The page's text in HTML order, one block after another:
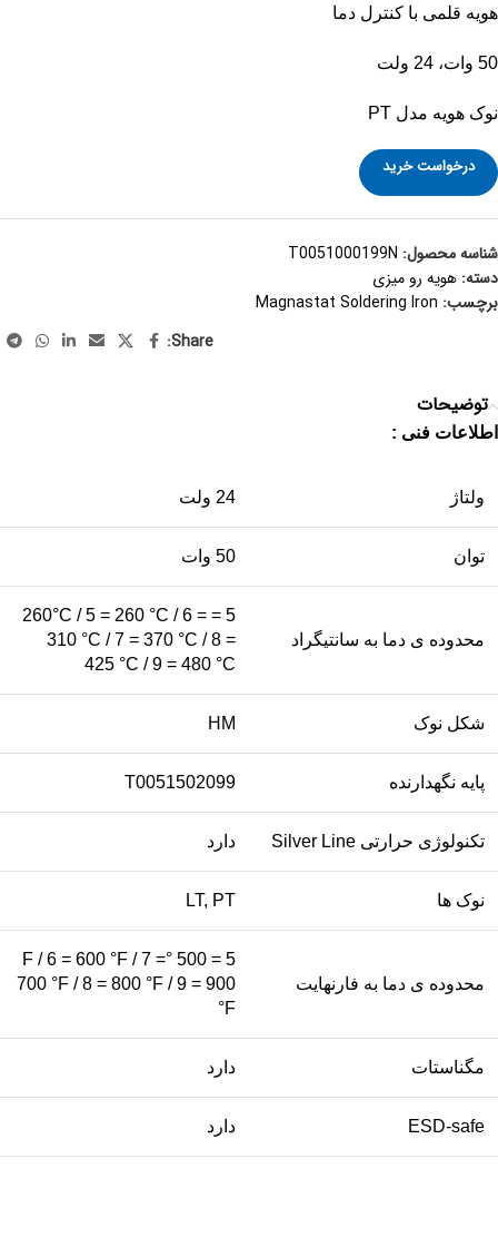
هویه قلمی با کنترل دما
50 وات، 24 ولت
نوک هویه مدل PT
درخواست خرید
شناسه محصول: T0051000199N
دسته: هویه رو میزی
برچسب: Magnastat Soldering Iron
Share:
توضیحات
اطلاعات فنی :
ولتاژ 24 ولت
توان 50 وات
محدوده ی دما به سانتیگراد
5 = 260°C / 5 = 260 °C / 6 =
310 °C / 7 = 370 °C / 8 =
425 °C / 9 = 480 °C
شکل نوک HM
پایه نگهدارنده T0051502099
تکنولوژی حرارتی Silver Line دارد
نوک ها LT, PT
محدوده ی دما به فارنهایت
5 = 500 °F / 6 = 600 °F / 7 =
700 °F / 8 = 800 °F / 9 = 900
°F
مگناستات دارد
ESD-safe دارد